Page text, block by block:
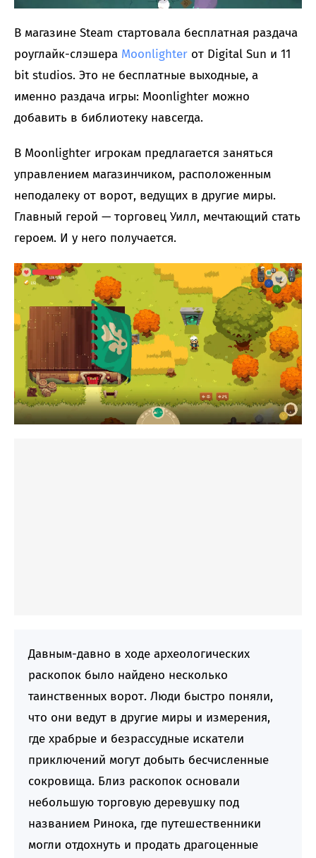
В магазине Steam стартовала бесплатная раздача
роуглайк-слэшера Moonlighter от Digital Sun и 11
bit studios. Это не бесплатные выходные, а
именно раздача игры: Moonlighter можно
добавить в библиотеку навсегда.
В Moonlighter игрокам предлагается заняться
управлением магазинчиком, расположенным
неподалеку от ворот, ведущих в другие миры.
Главный герой — торговец Уилл, мечтающий стать
героем. И у него получается.
Давным-давно в ходе археологических
раскопок было найдено несколько
таинственных ворот. Люди быстро поняли,
что они ведут в другие миры и измерения,
где храбрые и безрассудные искатели
приключений могут добыть бесчисленные
сокровища. Близ раскопок основали
небольшую торговую деревушку под
названием Ринока, где путешественники
могли отдохнуть и продать драгоценные